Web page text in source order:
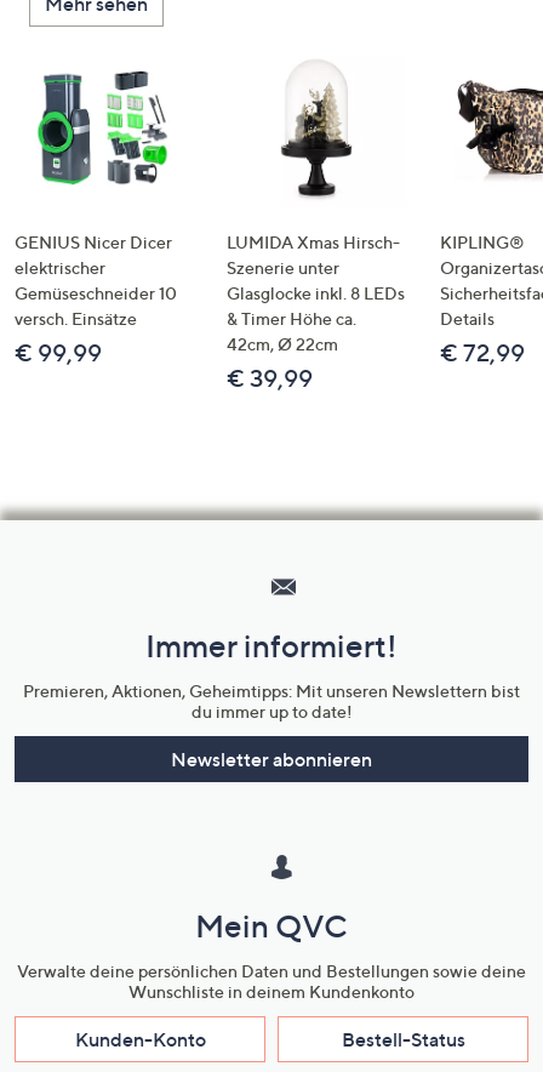
GENIUS Nicer Dicer
elektrischer
Gemüseschneider 10
versch. Einsätze
€ 99,99
LUMIDA Xmas Hirsch-
Szenerie unter
Glasglocke inkl. 8 LEDs
& Timer Höhe ca.
42cm, Ø 22cm
€ 39,99
KIPLING®
Details
€ 72,99
Unternehmensinformationen
Immer informiert!
Premieren, Aktionen, Geheimtipps: Mit unseren Newslettern bist
du immer up to date!
Newsletter abonnieren
Mein QVC
Verwalte deine persönlichen Daten und Bestellungen sowie deine
Wunschliste in deinem Kundenkonto
Kunden-Konto Bestell-Status